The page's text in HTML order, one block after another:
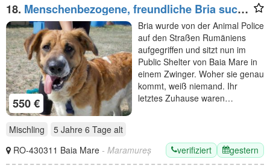
18. Menschenbezogene, freundliche Bria sucht
Familienanschluss
550 €
Bria wurde von der Animal Police
auf den Straßen Rumäniens
aufgegriffen und sitzt nun im
Public Shelter von Baia Mare in
einem Zwinger. Woher sie genau
kommt, weiß niemand. Ihr
letztes Zuhause waren…
Mischling 5 Jahre 6 Tage alt
RO-430311 Baia Mare - Maramureș verifiziert gestern